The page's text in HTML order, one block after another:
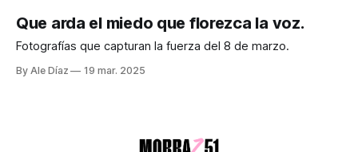
Que arda el miedo que florezca la voz.
Fotografías que capturan la fuerza del 8 de marzo.
By Ale Díaz 19 mar. 2025